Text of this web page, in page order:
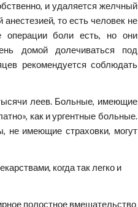
и удаляется желчный
то есть человек не
боли есть, но они
домой долечиваться под
рекомендуется соблюдать
леев. Больные, имеющие
как и ургентные больные.
не имеющие страховки, могут
когда так легко и
полостное вмешательство